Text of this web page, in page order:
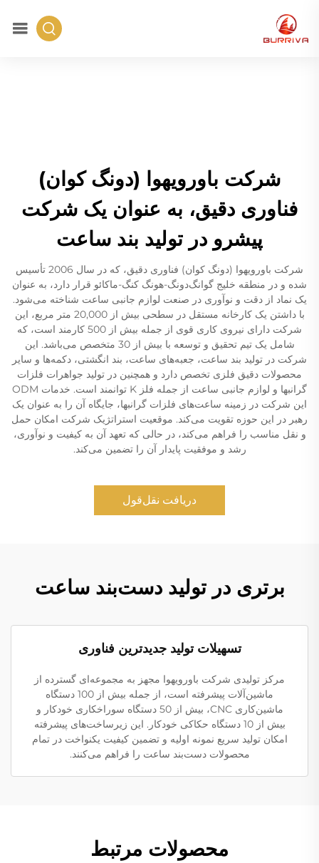
شرکت باورویهوا (دونگ کوان)
فناوری دقیق، به عنوان یک شرکت
پیشرو در تولید بند ساعت
شرکت باورویهوا (دونگ کوان) فناوری دقیق، که در سال 2006 تأسیس
شده و در منطقه خلیج گوانگ‌دونگ-هونگ کنگ-ماکائو قرار دارد، به عنوان
یک نماد از دقت و نوآوری در صنعت لوازم جانبی ساعت شناخته می‌شود.
با داشتن یک کارخانه مستقل در سطحی بیش از 20,000 متر مربع، این
شرکت دارای نیروی کاری قوی از جمله بیش از 500 کارمند است، که
شامل یک تیم تحقیق و توسعه با بیش از 30 متخصص می‌باشد. این
شرکت در تولید بند ساعت، جعبه‌های ساعت، بند انگشتی، دکمه‌ها و سایر
محصولات دقیق فلزی تخصص دارد و همچنین در تولید جواهرات فلزات
گرانبها و لوازم جانبی ساعت از جمله فلز K توانمند است. خدمات ODM
این شرکت در زمینه ساعت‌های فلزات گرانبها، جایگاه آن را به عنوان یک
رهبر در این حوزه تقویت می‌کند. موقعیت استراتژیک شرکت امکان حمل
و نقل مناسب را فراهم می‌کند، در حالی که تعهد آن به کیفیت و نوآوری،
رشد و موفقیت پایدار آن را تضمین می‌کند.
دریافت نقل‌قول
برتری در تولید دست‌بند ساعت
تسهیلات تولید جدیدترین فناوری
مرکز تولیدی شرکت باورویهوا مجهز به مجموعه‌ای گسترده از
ماشین‌آلات پیشرفته است، از جمله بیش از 100 دستگاه
ماشین‌کاری CNC، بیش از 50 دستگاه سوراخکاری خودکار و
بیش از 10 دستگاه حکاکی خودکار. این زیرساخت‌های پیشرفته
امکان تولید سریع نمونه اولیه و تضمین کیفیت یکنواخت در تمام
محصولات دست‌بند ساعت را فراهم می‌کنند.
محصولات مرتبط